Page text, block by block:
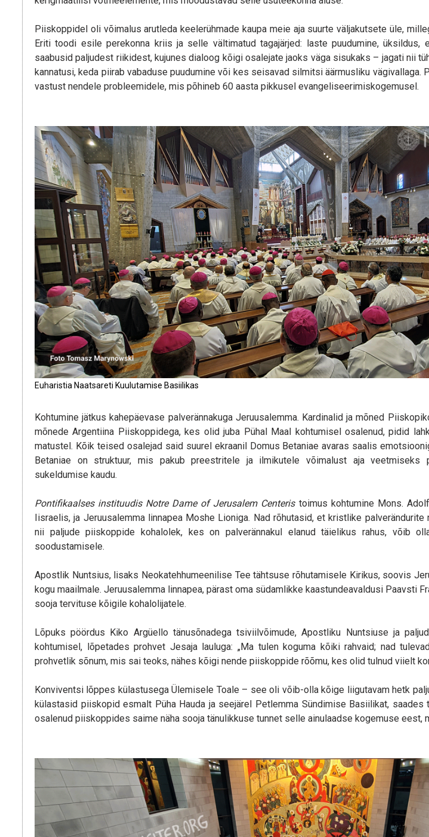
Piiskoppidel oli võimalus arutleda keelerühmade kaupa meie aja suurte väljakutsete üle,
Eriti toodi esile perekonna kriis ja selle vältimatud tagajärjed: laste puudumine, üksildus,
saabusid paljudest riikidest, kujunes dialoog kõigi osalejate jaoks väga sisukaks – jagati nii
kannatusi, keda piirab vabaduse puudumine või kes seisavad silmitsi äärmusliku vägivallaga.
vastust nendele probleemidele, mis põhineb 60 aasta pikkusel evangeliseerimiskogemusel.
Euharistia Naatsareti Kuulutamise Basiilikas
Kohtumine jätkus kahepäevase palverännakuga Jeruusalemma. Kardinalid ja mõned
mõnede Argentiina Piiskoppidega, kes olid juba Pühal Maal kohtumisel osalenud, pidid
matustel. Kõik teised osalejad said suurel ekraanil Domus Betaniae avaras saalis
Betaniae on struktuur, mis pakub preestritele ja ilmikutele võimalust aja veetmiseks
sukeldumise kaudu.
Pontifikaalses instituudis Notre Dame of Jerusalem Centeristoimus kohtumine Mons.
Iisraelis, ja Jeruusalemma linnapea Moshe Lioniga. Nad rõhutasid, et kristlike palverändurite
nii paljude piiskoppide kohalolek, kes on palverännakul elanud täielikus rahus, võib
soodustamisele.
Apostlik Nuntsius, lisaks Neokatehhumeenilise Tee tähtsuse rõhutamisele Kirikus, soovis
kogu maailmale. Jeruusalemma linnapea, pärast oma südamlikke kaastundeavaldusi Paavsti
sooja tervituse kõigile kohalolijatele.
Lõpuks pöördus Kiko Argüello tänusõnadega tsiviilvõimude, Apostliku Nuntsiuse ja
kohtumisel, lõpetades prohvet Jesaja lauluga: „Ma tulen koguma kõiki rahvaid; nad
prohvetlik sõnum, mis sai teoks, nähes kõigi nende piiskoppide rõõmu, kes olid tulnud viielt
Konviventsi lõppes külastusega Ülemisele Toale – see oli võib-olla kõige liigutavam hetk
külastasid piiskopid esmalt Püha Hauda ja seejärel Petlemma Sündimise Basiilikat, saades
osalenud piiskoppides saime näha sooja tänulikkuse tunnet selle ainulaadse kogemuse eest,